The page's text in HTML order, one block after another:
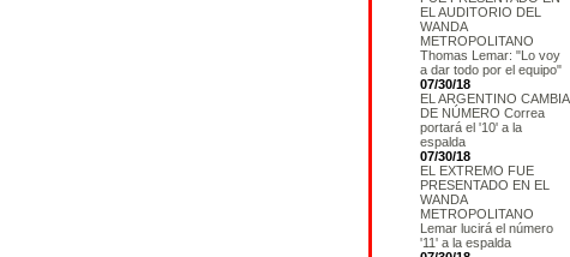
EL AUDITORIO DEL
WANDA
METROPOLITANO
Thomas Lemar: "Lo voy
a dar todo por el equipo"
07/30/18
EL ARGENTINO CAMBIA
DE NÚMERO Correa
portará el '10' a la
espalda
07/30/18
EL EXTREMO FUE
PRESENTADO EN EL
WANDA
METROPOLITANO
Lemar lucirá el número
'11' a la espalda